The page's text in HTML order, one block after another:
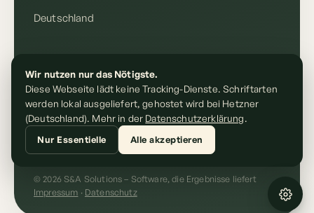
Deutschland
Impressum
Datenschutz
© 2026 S&A Solutions – Software, die Ergebnisse liefert
Impressum · Datenschutz
E-Mail schreiben
kontakt@sundasolutions.de
Wir nutzen nur das Nötigste.
Diese Webseite lädt keine Tracking-Dienste. Schriftarten
werden lokal ausgeliefert, gehostet wird bei Hetzner
(Deutschland). Mehr in der Datenschutzerklärung.
Nur Essentielle Alle akzeptieren